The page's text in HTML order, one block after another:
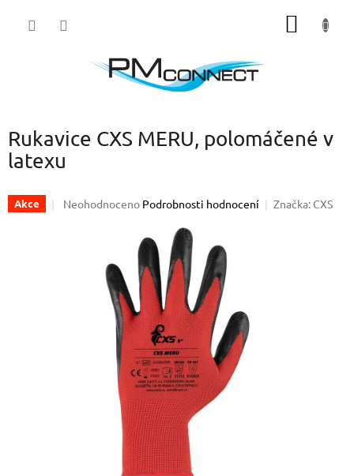
Rukavice CXS MERU, polomáčené v
latexu
Akce
Průměrné
hvězdiček.
Neohodnoceno Podrobnosti hodnocení Značka: CXS